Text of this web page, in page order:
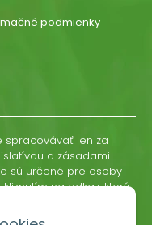
podmienky
len za
a zásadami
sú určené pre osoby
na odkaz, ktorý
na odkaz z